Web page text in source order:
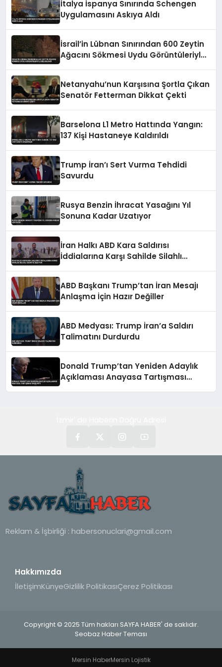
İtalya İspanya Sınırında Schengen
Uygulamasını Askıya Aldı
İsrail’in Lübnan Sınırından 600 Zeytin
Ağacını Sökmesi Uydu Görüntüleriyle
Netanyahu’nun Karşısına Şortla Çıkan
Senatör Fetterman Dikkat Çekti
Barselona L1 Metro Hattında Yangın:
137 Kişi Hastaneye Kaldırıldı
Trump İran’ı Sert Vurma Tehdidi
Savurdu
Rusya Benzin İhracat Yasağını Yıl
Sonuna Kadar Uzatıyor
İran Halkı ABD Kara Saldırısı
İddialarına Karşı Sahilde Silahlı
ABD Başkanı Trump’tan İran Mesajı
Anlaşma İçin Hazır Değiller
ABD Medyası: Trump İran’a Saldırı
Talimatını Durdurdu
Donald Trump’tan Yeniden Adaylık
Açıklaması Anayasa Tartışması
Reklam & İşbirliği : habersonuclari@gmail.com
Hakkımızda
İletişimKünyeGizlilik PolitikasıÇerez Politikası
Copyright © 2025 Tüm hakları SAYFA HABER' de saklıdır.
Seobaz Haber Teması
Mersin HaberMersin Lojistik